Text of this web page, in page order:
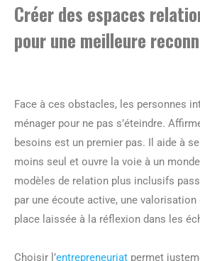
Créer des espaces
pour une meilleure
Face à ces obstacles, les personnes
ménager pour ne pas s’éteindre.
besoins est un premier pas. Il aide à
moins seul et ouvre la voie à un
modèles de relation plus inclusifs
par une écoute active, une
place laissée à la réflexion dans les
Choisir l’entrepreneuriat permet